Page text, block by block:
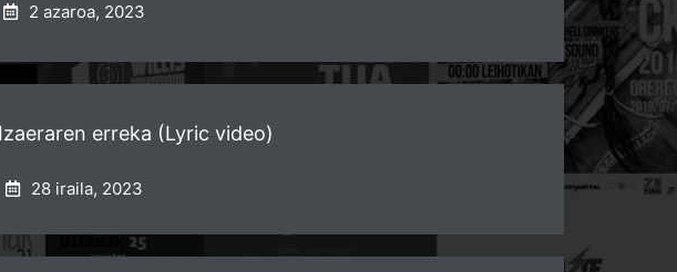
2 azaroa, 2023
erreka (Lyric video)
28 iraila, 2023